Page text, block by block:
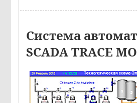
Система
SCADA TRACE